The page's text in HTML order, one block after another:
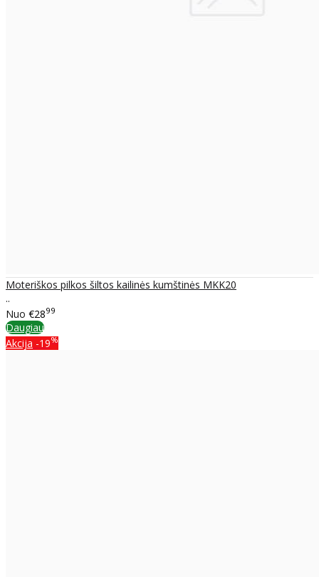
Moteriškos pilkos šiltos kailinės kumštinės MKK20
..
Nuo €2899
Daugiau
Akcija -19%